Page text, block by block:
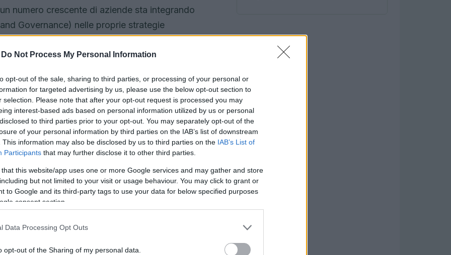
Do Not Process My Personal Information
opt-out of the sale, sharing to third parties, or processing of your personal or
for targeted advertising by us, please use the below opt-out section to
selection. Please note that after your opt-out request is processed you may
interest-based ads based on personal information utilized by us or personal
to third parties prior to your opt-out. You may separately opt-out of the
of your personal information by third parties on the IAB’s list of downstream
This information may also be disclosed by us to third parties on the IAB’s List of
Participants that may further disclose it to other third parties.
that this website/app uses one or more Google services and may gather and store
but not limited to your visit or usage behaviour. You may click to grant or
to Google and its third-party tags to use your data for below specified purposes
consent section.
Data Processing Opt Outs
opt-out of the Sharing of my personal data.
numero crescente di aziende sta integrando
Governance) nelle proprie strategie
Questa crescente attenzione è
e dai cambiamenti normativi che richiedono